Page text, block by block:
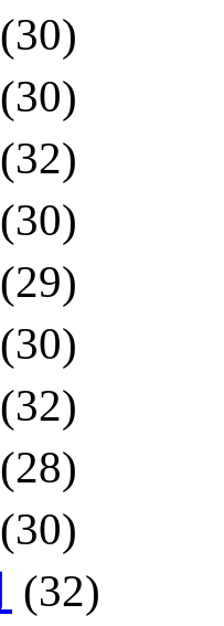
(30)
(30)
(32)
(30)
(29)
(30)
(32)
(28)
(30)
(32)